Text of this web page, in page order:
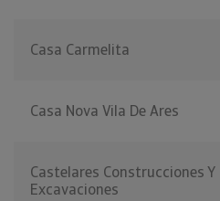
Casa Carmelita
Casa Nova Vila De Ares
Castelares Construcciones Y
Excavaciones